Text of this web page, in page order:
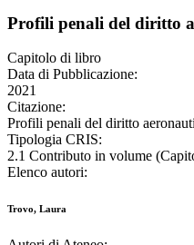
Profili penali del diritto
Capitolo di libro
Data di Pubblicazione:
2021
Citazione:
Profili penali del diritto
Tipologia CRIS:
2.1 Contributo in volume
Elenco autori:
Trovo, Laura